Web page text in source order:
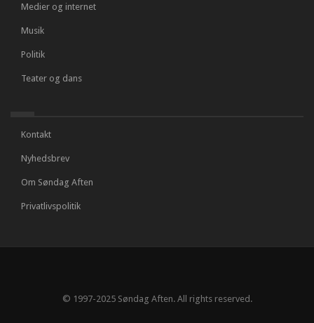
Medier og internet
Musik
Politik
Teater og dans
Kontakt
Nyhedsbrev
Om Søndag Aften
Privatlivspolitik
© 1997-2025 Søndag Aften. All rights reserved.